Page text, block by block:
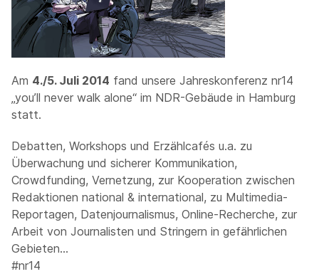
Am 4./5. Juli 2014 fand unsere Jahreskonferenz nr14
„you’ll never walk alone“ im NDR-Gebäude in Hamburg
statt.
Debatten, Workshops und Erzählcafés u.a. zu
Überwachung und sicherer Kommunikation,
Crowdfunding, Vernetzung, zur Kooperation zwischen
Redaktionen national & international, zu Multimedia-
Reportagen, Datenjournalismus, Online-Recherche, zur
Arbeit von Journalisten und Stringern in gefährlichen
Gebieten…
#nr14